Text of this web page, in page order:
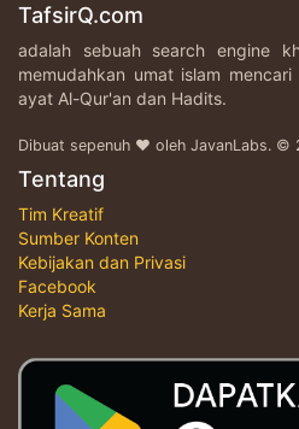
TafsirQ.com
adalah sebuah search engine
memudahkan umat islam
ayat Al-Qur'an dan Hadits.
Dibuat sepenuh ♥ oleh JavanLabs. ©
Tentang
Tim Kreatif
Sumber Konten
Kebijakan dan Privasi
Facebook
Kerja Sama